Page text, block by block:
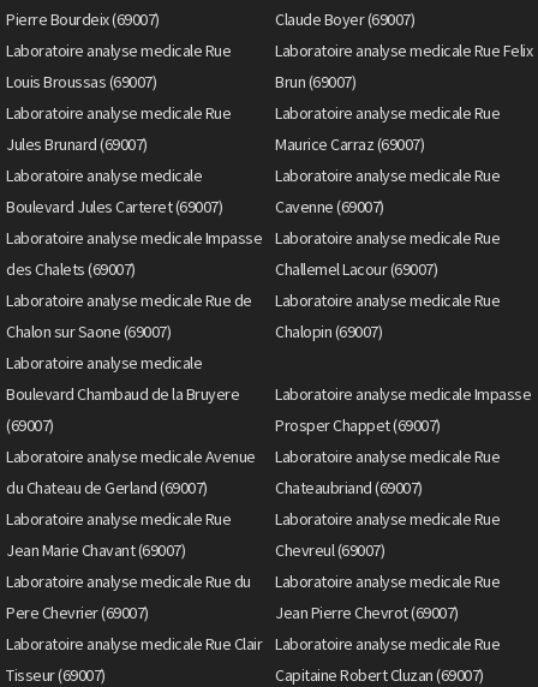
Pierre Bourdeix (69007)
Claude Boyer (69007)
Laboratoire analyse medicale Rue
Louis Broussas (69007)
Laboratoire analyse medicale Rue Felix
Brun (69007)
Laboratoire analyse medicale Rue
Jules Brunard (69007)
Laboratoire analyse medicale Rue
Maurice Carraz (69007)
Laboratoire analyse medicale
Boulevard Jules Carteret (69007)
Laboratoire analyse medicale Rue
Cavenne (69007)
Laboratoire analyse medicale Impasse
des Chalets (69007)
Laboratoire analyse medicale Rue
Challemel Lacour (69007)
Laboratoire analyse medicale Rue de
Chalon sur Saone (69007)
Laboratoire analyse medicale Rue
Chalopin (69007)
Laboratoire analyse medicale
Boulevard Chambaud de la Bruyere
(69007)
Laboratoire analyse medicale Impasse
Prosper Chappet (69007)
Laboratoire analyse medicale Avenue
du Chateau de Gerland (69007)
Laboratoire analyse medicale Rue
Chateaubriand (69007)
Laboratoire analyse medicale Rue
Jean Marie Chavant (69007)
Laboratoire analyse medicale Rue
Chevreul (69007)
Laboratoire analyse medicale Rue du
Pere Chevrier (69007)
Laboratoire analyse medicale Rue
Jean Pierre Chevrot (69007)
Laboratoire analyse medicale Rue Clair
Tisseur (69007)
Laboratoire analyse medicale Rue
Capitaine Robert Cluzan (69007)